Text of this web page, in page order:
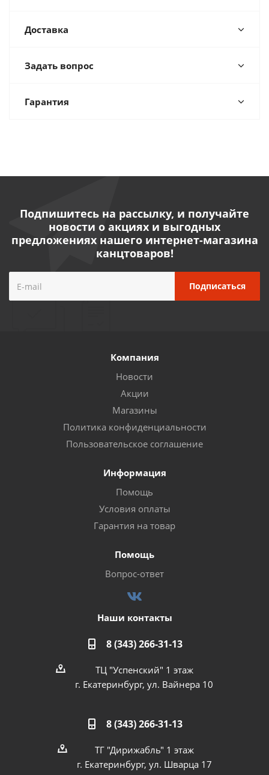
Доставка
Задать вопрос
Гарантия
Подпишитесь на рассылку, и получайте
новости о акциях и выгодных
предложениях нашего интернет-магазина
канцтоваров!
Компания
Новости
Акции
Магазины
Политика конфиденциальности
Пользовательское соглашение
Информация
Помощь
Условия оплаты
Гарантия на товар
Помощь
Вопрос-ответ
Наши контакты
8 (343) 266-31-13
ТЦ "Успенский" 1 этаж
г. Екатеринбург, ул. Вайнера 10
8 (343) 266-31-13
ТГ "Дирижабль" 1 этаж
г. Екатеринбург, ул. Шварца 17